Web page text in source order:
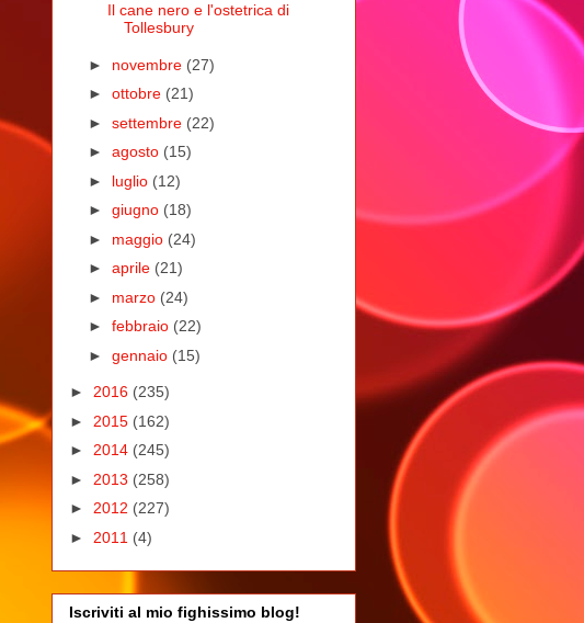
Il cane nero e l'ostetrica di
Tollesbury
► novembre (27)
► ottobre (21)
► settembre (22)
► agosto (15)
► luglio (12)
► giugno (18)
► maggio (24)
► aprile (21)
► marzo (24)
► febbraio (22)
► gennaio (15)
► 2016 (235)
► 2015 (162)
► 2014 (245)
► 2013 (258)
► 2012 (227)
► 2011 (4)
Iscriviti al mio fighissimo blog!